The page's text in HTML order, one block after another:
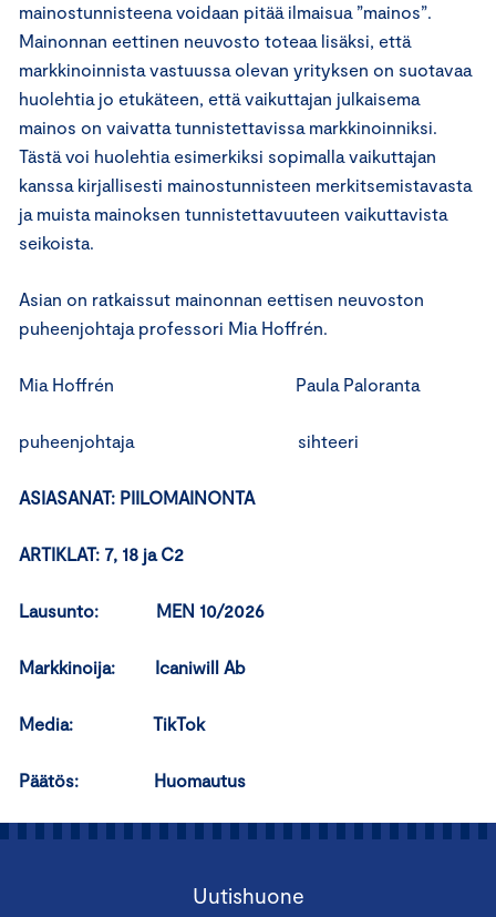
mainostunnisteena voidaan pitää ilmaisua ”mainos”.
Mainonnan eettinen neuvosto toteaa lisäksi, että
markkinoinnista vastuussa olevan yrityksen on suotavaa
huolehtia jo etukäteen, että vaikuttajan julkaisema
mainos on vaivatta tunnistettavissa markkinoinniksi.
Tästä voi huolehtia esimerkiksi sopimalla vaikuttajan
kanssa kirjallisesti mainostunnisteen merkitsemistavasta
ja muista mainoksen tunnistettavuuteen vaikuttavista
seikoista.
Asian on ratkaissut mainonnan eettisen neuvoston
puheenjohtaja professori Mia Hoffrén.
Mia Hoffrén Paula Paloranta
puheenjohtaja sihteeri
ASIASANAT: PIILOMAINONTA
ARTIKLAT: 7, 18 ja C2
Lausunto: MEN 10/2026
Markkinoija: Icaniwill Ab
Media: TikTok
Päätös: Huomautus
Uutishuone